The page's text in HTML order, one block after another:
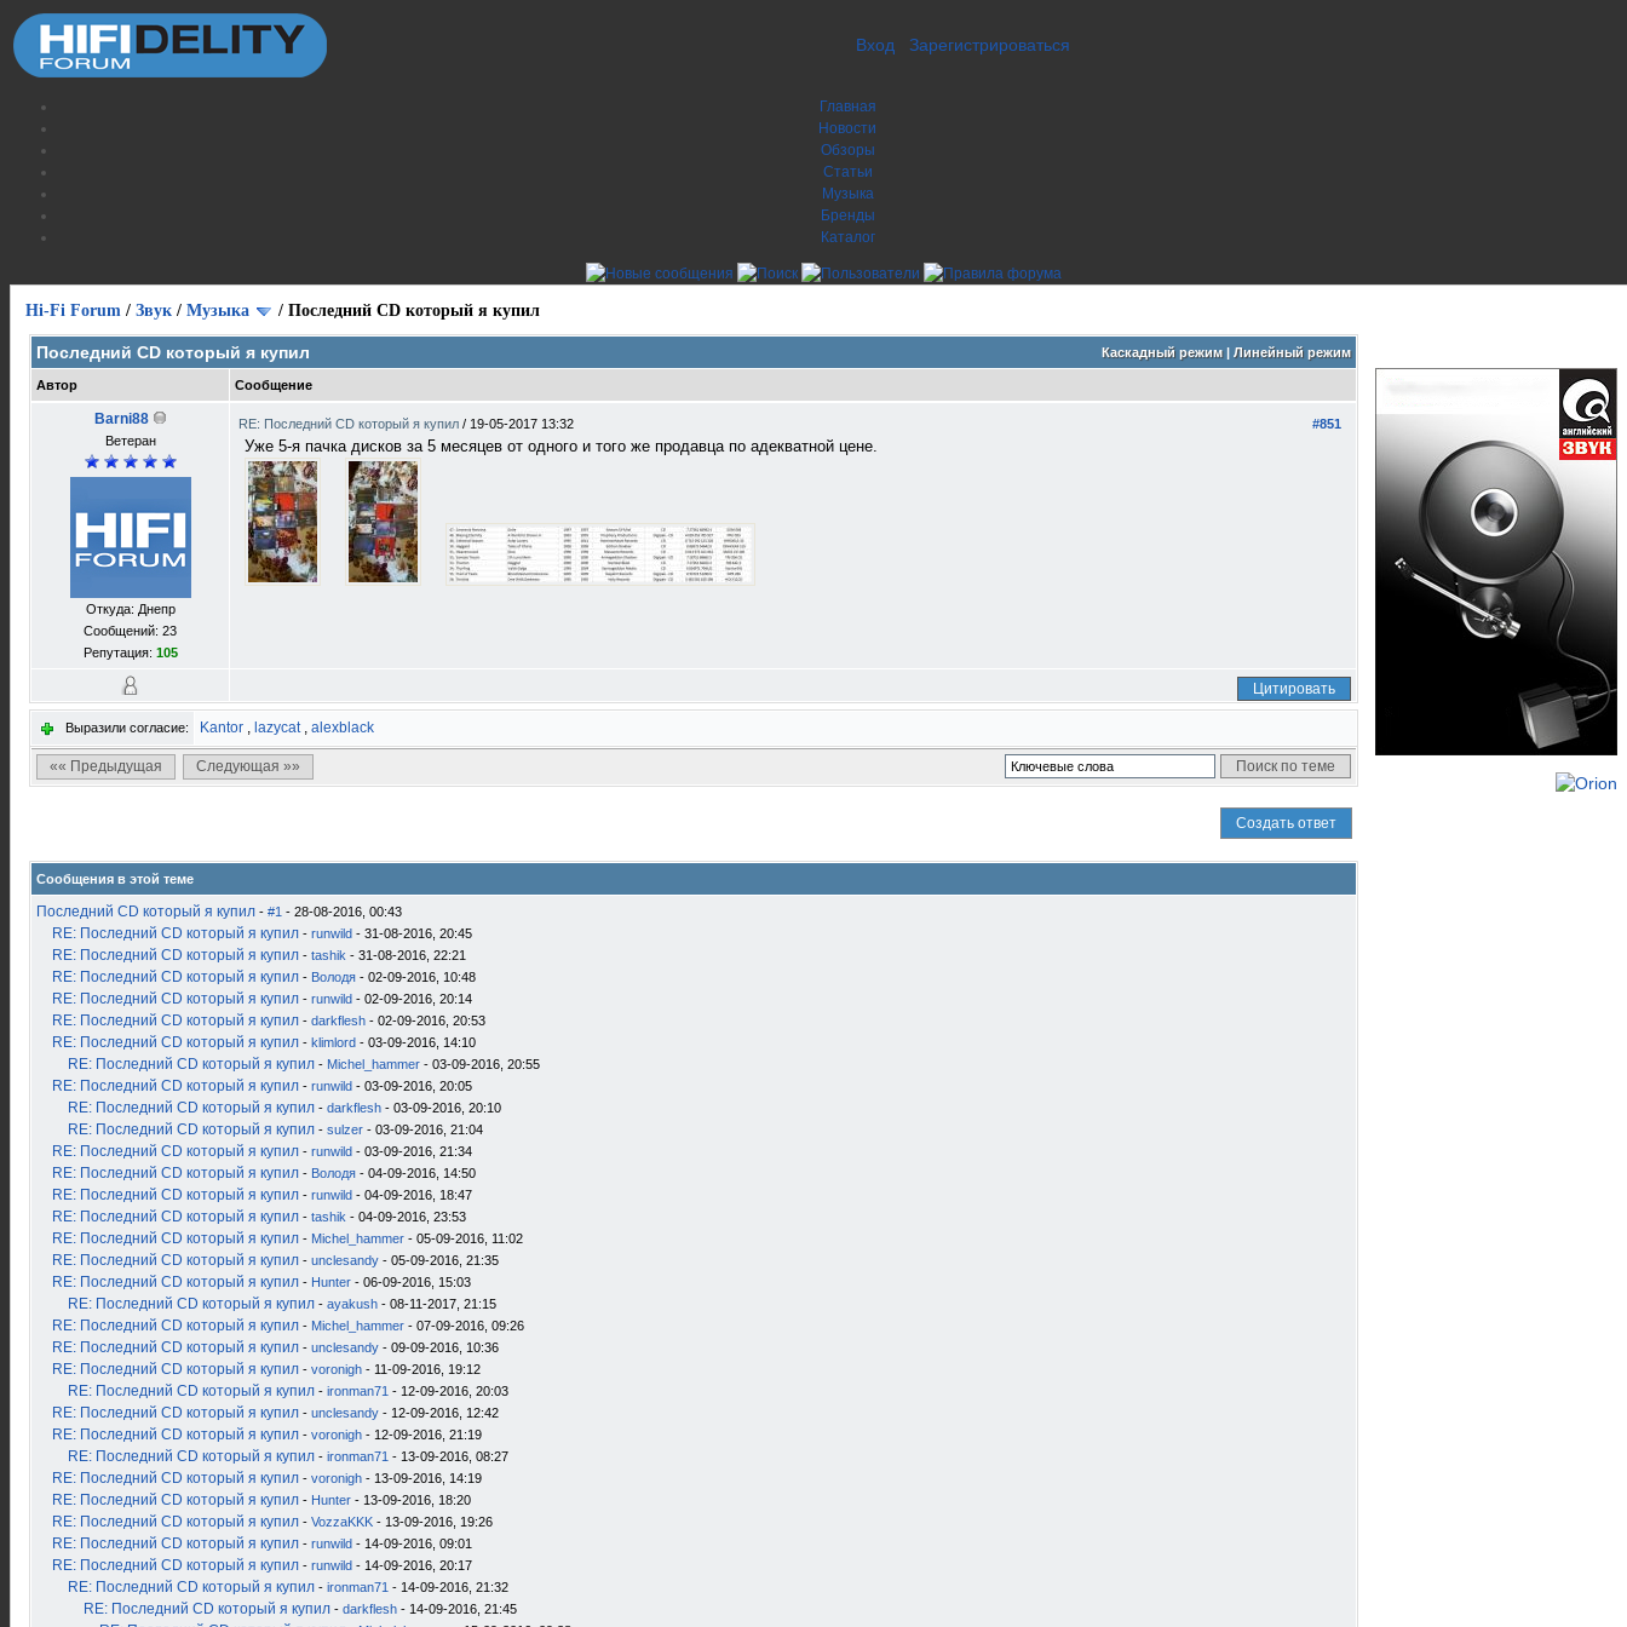
Вход Зарегистрироваться
Главная
Новости
Обзоры
Статьи
Музыка
Бренды
Каталог
Hi-Fi Forum / Звук / Музыка / Последний CD который я купил
Каскадный режим| Линейный режим
Последний CD который я купил
Автор Сообщение
Barni88
Ветеран
Откуда: Днепр
Сообщений: 23
Репутация: 105
#851
RE: Последний CD который я купил / 19-05-2017 13:32
Уже 5-я пачка дисков за 5 месяцев от одного и того же продавца по адекватной цене.
Цитировать
Выразили согласие: Kantor , lazycat, alexblack
«« Предыдущая Следующая »»
Создать ответ
Сообщения в этой теме
Последний CD который я купил - #1 - 28-08-2016, 00:43
RE: Последний CD который я купил - runwild - 31-08-2016, 20:45
RE: Последний CD который я купил - tashik - 31-08-2016, 22:21
RE: Последний CD который я купил - Володя - 02-09-2016, 10:48
RE: Последний CD который я купил - runwild - 02-09-2016, 20:14
RE: Последний CD который я купил - darkflesh - 02-09-2016, 20:53
RE: Последний CD который я купил - klimlord - 03-09-2016, 14:10
RE: Последний CD который я купил - Michel_hammer - 03-09-2016, 20:55
RE: Последний CD который я купил - runwild - 03-09-2016, 20:05
RE: Последний CD который я купил - darkflesh - 03-09-2016, 20:10
RE: Последний CD который я купил - sulzer - 03-09-2016, 21:04
RE: Последний CD который я купил - runwild - 03-09-2016, 21:34
RE: Последний CD который я купил - Володя - 04-09-2016, 14:50
RE: Последний CD который я купил - runwild - 04-09-2016, 18:47
RE: Последний CD который я купил - tashik - 04-09-2016, 23:53
RE: Последний CD который я купил - Michel_hammer - 05-09-2016, 11:02
RE: Последний CD который я купил - unclesandy - 05-09-2016, 21:35
RE: Последний CD который я купил - Hunter - 06-09-2016, 15:03
RE: Последний CD который я купил - ayakush - 08-11-2017, 21:15
RE: Последний CD который я купил - Michel_hammer - 07-09-2016, 09:26
RE: Последний CD который я купил - unclesandy - 09-09-2016, 10:36
RE: Последний CD который я купил - voronigh - 11-09-2016, 19:12
RE: Последний CD который я купил - ironman71 - 12-09-2016, 20:03
RE: Последний CD который я купил - unclesandy - 12-09-2016, 12:42
RE: Последний CD который я купил - voronigh - 12-09-2016, 21:19
RE: Последний CD который я купил - ironman71 - 13-09-2016, 08:27
RE: Последний CD который я купил - voronigh - 13-09-2016, 14:19
RE: Последний CD который я купил - Hunter - 13-09-2016, 18:20
RE: Последний CD который я купил - VozzaKKK - 13-09-2016, 19:26
RE: Последний CD который я купил - runwild - 14-09-2016, 09:01
RE: Последний CD который я купил - runwild - 14-09-2016, 20:17
RE: Последний CD который я купил - ironman71 - 14-09-2016, 21:32
RE: Последний CD который я купил - darkflesh - 14-09-2016, 21:45